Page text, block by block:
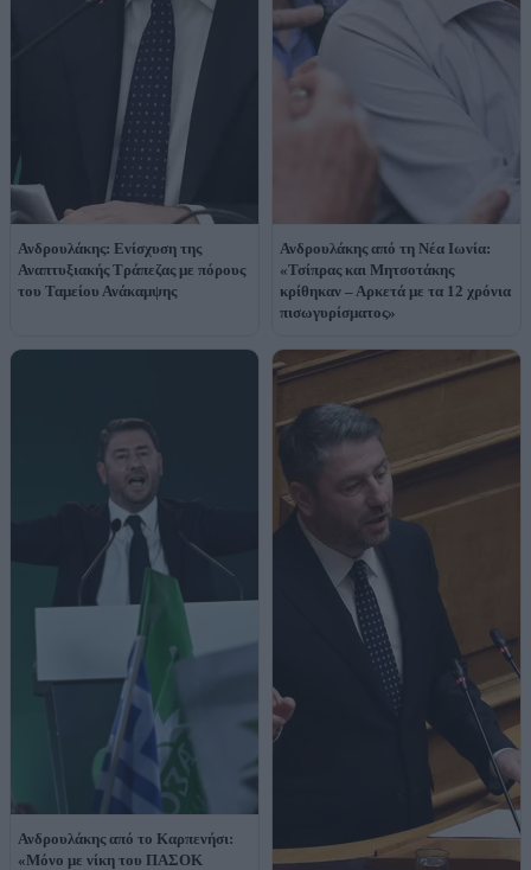
Ανδρουλάκης: Ενίσχυση της
Αναπτυξιακής Τράπεζας με πόρους
του Ταμείου Ανάκαμψης
Ανδρουλάκης από τη Νέα Ιωνία:
«Τσίπρας και Μητσοτάκης
κρίθηκαν – Αρκετά με τα 12 χρόνια
πισωγυρίσματος»
Ανδρουλάκης από το Καρπενήσι:
«Μόνο με νίκη του ΠΑΣΟΚ